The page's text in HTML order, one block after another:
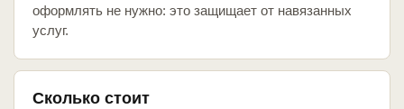
оформлять не нужно: это защищает от навязанных
услуг.
Сколько стоит